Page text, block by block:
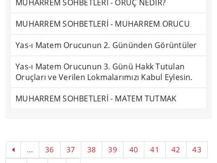
MUHARREM SOHBETLERİ - ORUÇ NEDİR?
MUHARREM SOHBETLERİ - MUHARREM ORUCU
Yas-ı Matem Orucunun 2. Gününden Görüntüler
Yas-ı Matem Orucunun 3. Günü Hakk Tutulan
Oruçları ve Verilen Lokmalarımızı Kabul Eylesin.
MUHARREM SOHBETLERİ - MATEM TUTMAK
... 36 37 38 39 40 41 42
43